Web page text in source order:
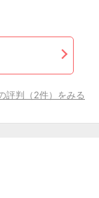
評判（2件）をみる